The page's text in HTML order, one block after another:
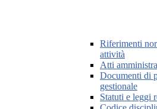
Riferimenti
attività
Atti
Documenti di
gestionale
Statuti e leggi